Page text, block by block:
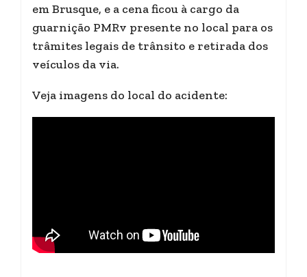
em Brusque, e a cena ficou à cargo da
guarnição PMRv presente no local para os
trâmites legais de trânsito e retirada dos
veículos da via.
Veja imagens do local do acidente: